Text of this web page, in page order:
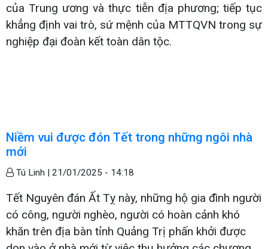
của Trung ương và thực tiễn địa phương; tiếp tục
khẳng định vai trò, sứ mệnh của MTTQVN trong sự
nghiệp đại đoàn kết toàn dân tộc.
Niềm vui được đón Tết trong những ngôi nhà
mới
Tú Linh | 21/01/2025 - 14:18
Tết Nguyên đán Ất Tỵ này, những hộ gia đình người
có công, người nghèo, người có hoàn cảnh khó
khăn trên địa bàn tỉnh Quảng Trị phấn khởi được